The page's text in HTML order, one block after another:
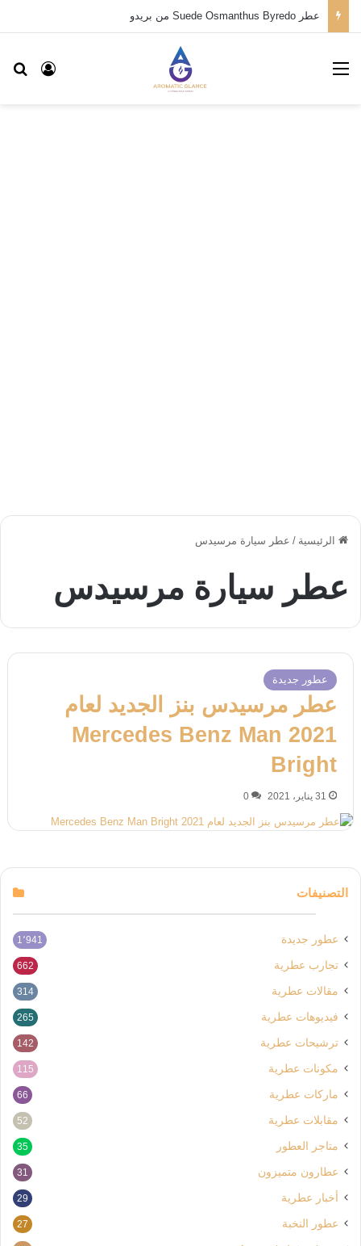
عطر Suede Osmanthus Byredo من بريدو
تسجيل القائمة
الرئيسية / عطر سيارة مرسيدس
عطر سيارة مرسيدس
عطور جديدة
عطر مرسيدس بنز الجديد لعام
2021 Mercedes Benz Man
Bright
31 يناير، 2021 0
التصنيفات
عطور جديدة 1٬941
تجارب عطرية 662
مقالات عطرية 314
فيديوهات عطرية 265
ترشيحات عطرية 142
مكونات عطرية 115
ماركات عطرية 66
مقابلات عطرية 52
متاجر العطور 35
عطارون متميزون 31
أخبار عطرية 29
عطور النخبة 27